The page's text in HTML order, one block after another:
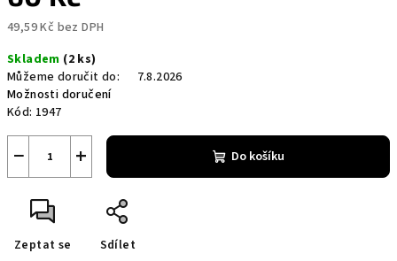
49,59 Kč bez DPH
cena:
Skladem (2 ks)
Můžeme doručit do:
7.8.2026
Možnosti doručení
Kód: 1947
+
− Do košíku
Zeptat se Sdílet